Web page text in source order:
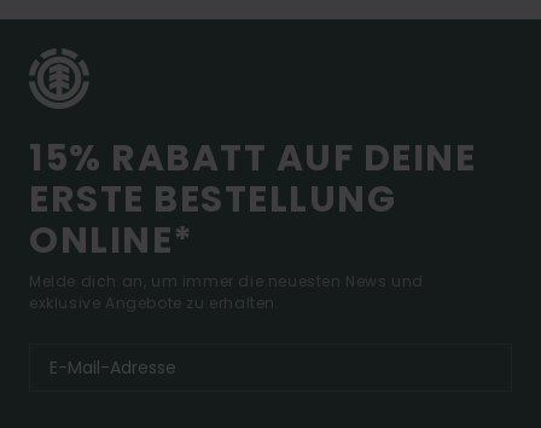
15% RABATT AUF DEINE
ERSTE BESTELLUNG
ONLINE*
Melde dich an, um immer die neuesten News und
exklusive Angebote zu erhalten.